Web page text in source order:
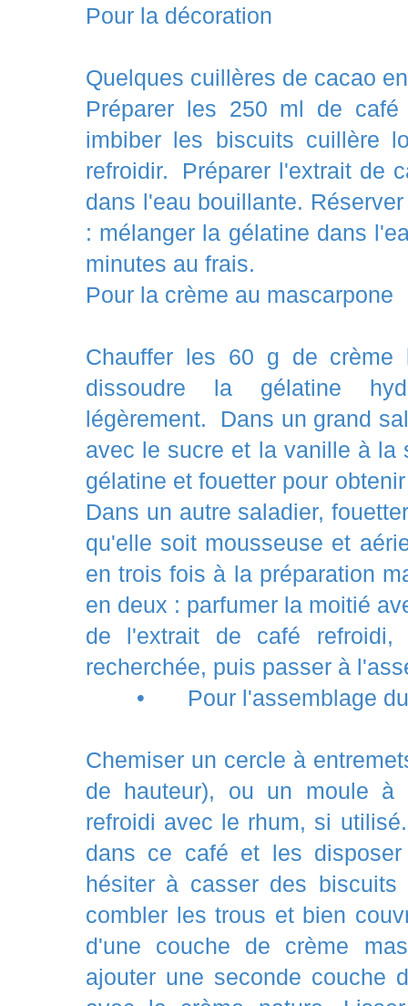
Pour la décoration
Quelques cuillères de cacao
Préparer les 250 ml de
imbiber les biscuits cuillère
refroidir. Préparer l'extrait de
dans l'eau bouillante.
: mélanger la gélatine dans
minutes au frais.
Pour la crème au mascarpone
Chauffer les 60 g de crème
dissoudre la gélatine
légèrement. Dans un grand
avec le sucre et la vanille à la
gélatine et fouetter pour
Dans un autre saladier,
qu'elle soit mousseuse et
en trois fois à la préparation
en deux : parfumer la moitié
de l'extrait de café
recherchée, puis passer à
•
Pour l'assemblage
Chemiser un cercle à
de hauteur), ou un moule à
refroidi avec le rhum, si
dans ce café et les
hésiter à casser des biscuits
combler les trous et bien
d'une couche de crème
ajouter une seconde couche